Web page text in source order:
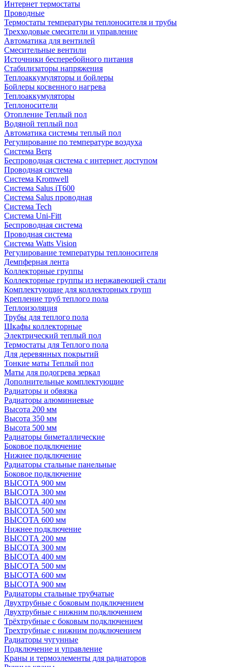
Интернет термостаты
Проводные
Термостаты температуры теплоносителя и трубы
Трехходовые смесители и управление
Автоматика для вентилей
Смесительные вентили
Источники бесперебойного питания
Стабилизаторы напряжения
Теплоаккумуляторы и бойлеры
Бойлеры косвенного нагрева
Теплоаккумуляторы
Теплоносители
Отопление Теплый пол
Водяной теплый пол
Автоматика системы теплый пол
Регулирование по температуре воздуха
Система Berg
Беспроводная система с интернет доступом
Проводная система
Система Kromwell
Система Salus iT600
Система Salus проводная
Система Tech
Система Uni-Fitt
Беспроводная система
Проводная система
Система Watts Vision
Регулирование температуры теплоносителя
Демпферная лента
Коллекторные группы
Коллекторные группы из нержавеющей стали
Комплектующие для коллекторных групп
Крепление труб теплого пола
Теплоизоляция
Трубы для теплого пола
Шкафы коллекторные
Электрический теплый пол
Термостаты для Теплого пола
Для деревянных покрытий
Тонкие маты Теплый пол
Маты для подогрева зеркал
Дополнительные комплектующие
Радиаторы и обвязка
Радиаторы алюминиевые
Высота 200 мм
Высота 350 мм
Высота 500 мм
Радиаторы биметаллические
Боковое подключение
Нижнее подключение
Радиаторы стальные панельные
Боковое подключение
ВЫСОТА 900 мм
ВЫСОТА 300 мм
ВЫСОТА 400 мм
ВЫСОТА 500 мм
ВЫСОТА 600 мм
Нижнее подключение
ВЫСОТА 200 мм
ВЫСОТА 300 мм
ВЫСОТА 400 мм
ВЫСОТА 500 мм
ВЫСОТА 600 мм
ВЫСОТА 900 мм
Радиаторы стальные трубчатые
Двухтрубные с боковым подключением
Двухтрубные с нижним подключением
Трёхтрубные с боковым подключением
Трехтрубные с нижним подключением
Радиаторы чугунные
Подключение и управление
Краны и термоэлементы для радиаторов